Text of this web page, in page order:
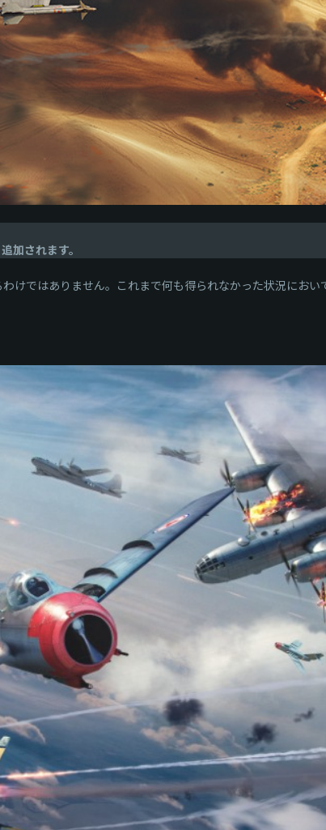
加されます。
けではありません。これまで何も得られなかった状況にお